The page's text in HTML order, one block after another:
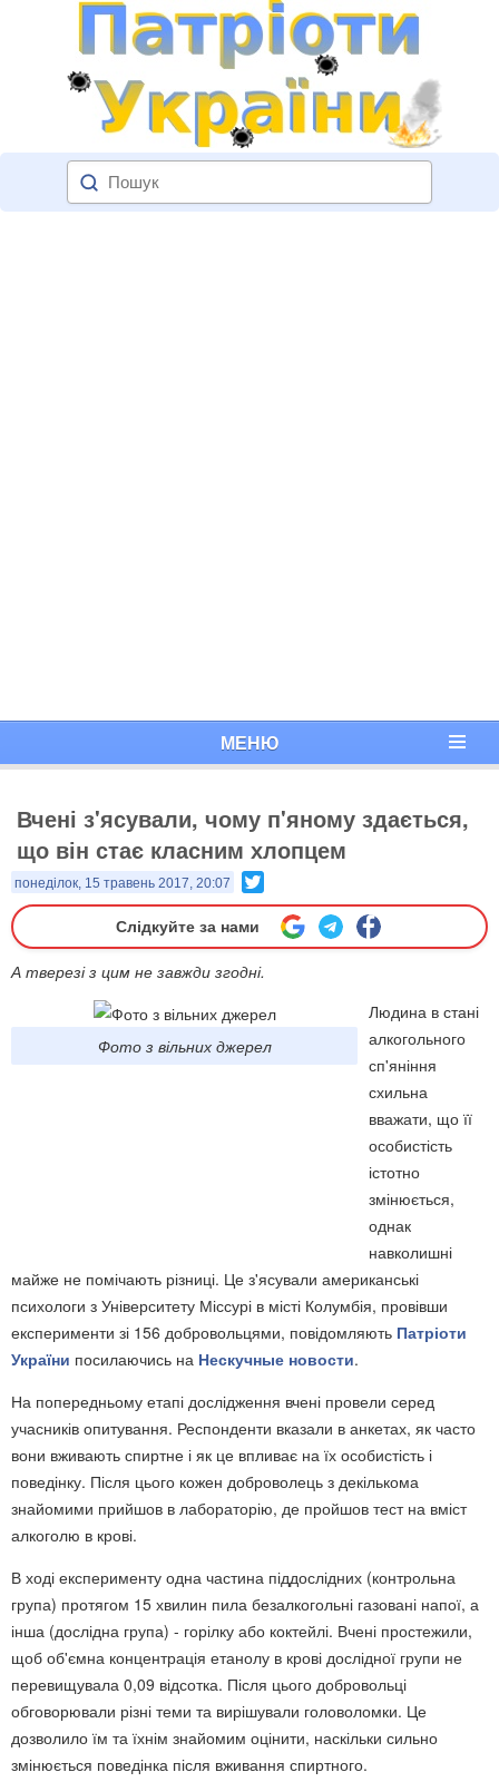
МЕНЮ
Вчені з'ясували, чому п'яному здається,
що він стає класним хлопцем
понеділок, 15 травень 2017, 20:07
Слідкуйте за нами
А тверезі з цим не завжди згодні.
Фото з вільних джерел
Людина в стані
алкогольного
сп'яніння
схильна
вважати, що її
особистість
істотно
змінюється,
однак
навколишні
майже не помічають різниці. Це з'ясували американські
психологи з Університету Міссурі в місті Колумбія, провівши
експерименти зі 156 добровольцями, повідомляють Патріоти
України посилаючись на Нескучные новости.
На попередньому етапі дослідження вчені провели серед
учасників опитування. Респонденти вказали в анкетах, як часто
вони вживають спиртне і як це впливає на їх особистість і
поведінку. Після цього кожен доброволець з декількома
знайомими прийшов в лабораторію, де пройшов тест на вміст
алкоголю в крові.
В ході експерименту одна частина піддослідних (контрольна
група) протягом 15 хвилин пила безалкогольні газовані напої, а
інша (дослідна група) - горілку або коктейлі. Вчені простежили,
щоб об'ємна концентрація етанолу в крові дослідної групи не
перевищувала 0,09 відсотка. Після цього добровольці
обговорювали різні теми та вирішували головоломки. Це
дозволило їм та їхнім знайомим оцінити, наскільки сильно
змінюється поведінка після вживання спиртного.